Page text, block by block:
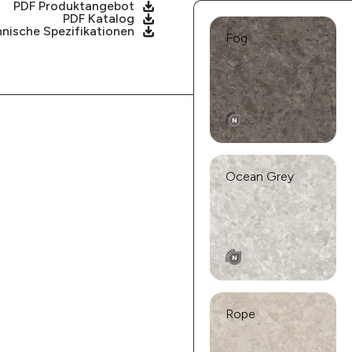
PDF Produktangebot
PDF Katalog
Spezifikationen
Fog
Ocean Grey
Rope